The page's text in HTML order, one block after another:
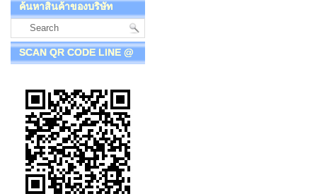
ค้นหาสินค้าของบริษัท
SCAN QR CODE LINE @